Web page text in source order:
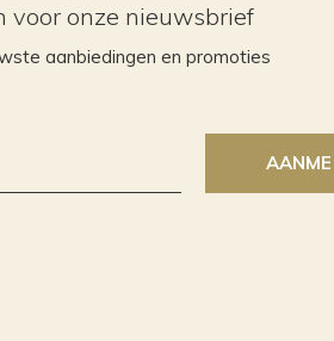
voor onze nieuwsbrief
aanbiedingen en promoties